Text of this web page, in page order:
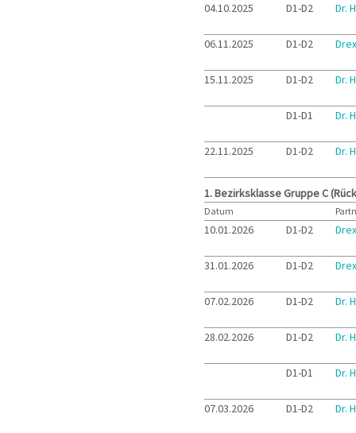
04.10.2025 D1-D2 Dr.
06.11.2025 D1-D2
15.11.2025 D1-D2 Dr.
D1-D1 Dr.
22.11.2025 D1-D2 Dr.
1. Bezirksklasse Gruppe C
Datum
10.01.2026 D1-D2
31.01.2026 D1-D2
07.02.2026 D1-D2 Dr.
28.02.2026 D1-D2 Dr.
D1-D1 Dr.
07.03.2026 D1-D2 Dr.